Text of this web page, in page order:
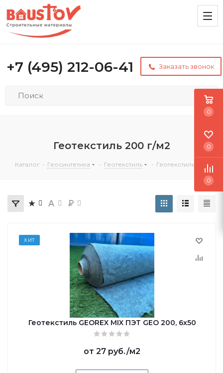
+7 (495) 212-06-41 Заказать звонок
Геотекстиль 200 г/м2
Каталог - Геосинтетика - Геотекстиль - Геотекстиль 200
ХИТ
Геотекстиль GEОREX MIX ПЭТ GEO 200, 6х50
от 27 руб./м2
0
0
0